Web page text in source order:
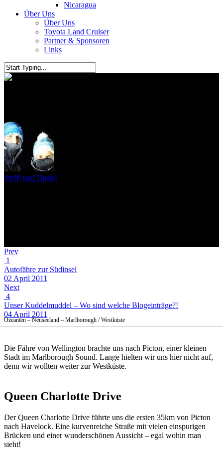
Nicaragua
Über Uns
Über Uns
Toyota Land Cruiser
Partner & Sponsoren
Links
Steffi und Daniel
Prev
1
Autofähre zur Südinsel
02 April 2011
Next
4
Unser Kuddelmuddel – Wo sind welche Blogeinträge?!
04 April 2011
Ozeanien – Neuseeland – Marlborough / Westküste
Die Fähre von Wellington brachte uns nach Picton, einer kleinen
Stadt im Marlborough Sound. Lange hielten wir uns hier nicht auf,
denn wir wollten weiter zur Westküste.
Queen Charlotte Drive
Der Queen Charlotte Drive führte uns die ersten 35km von Picton
nach Havelock. Eine kurvenreiche Straße mit vielen einspurigen
Brücken und einer wunderschönen Aussicht – egal wohin man
sieht!